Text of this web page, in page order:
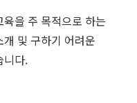
을 주 목적으로 하는
및 구하기 어려운
니다.